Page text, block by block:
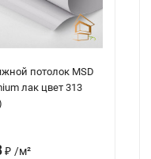
потолок MSD
лак цвет 313
₽ /м²